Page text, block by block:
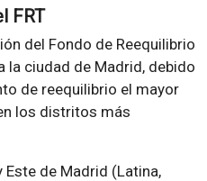
FRT
del Fondo de Reequilibrio
la ciudad de Madrid, debido
de reequilibrio el mayor
los distritos más
de Madrid (Latina,